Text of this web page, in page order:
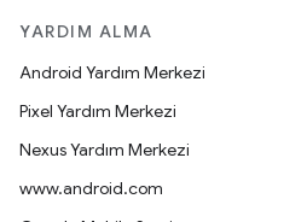
YARDIM ALMA
Android Yardım Merkezi
Pixel Yardım Merkezi
Nexus Yardım Merkezi
www.android.com